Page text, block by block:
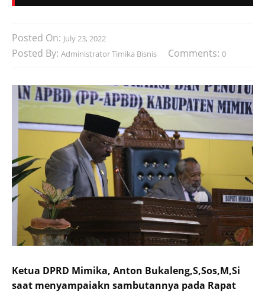
Posted On: July 23, 2022
Posted By: Administrator Timika Bisnis Comments: 0
Ketua DPRD Mimika, Anton Bukaleng,S,Sos,M,Si
saat menyampaiakn sambutannya pada Rapat